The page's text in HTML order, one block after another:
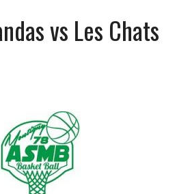
vs Les Chats